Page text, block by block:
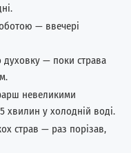
— ввечері
духовку — поки страва
невеликими
хвилин у холодній воді.
страв — раз порізав,